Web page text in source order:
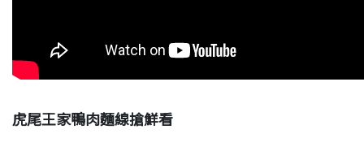
虎尾王家鴨肉麵線搶鮮看